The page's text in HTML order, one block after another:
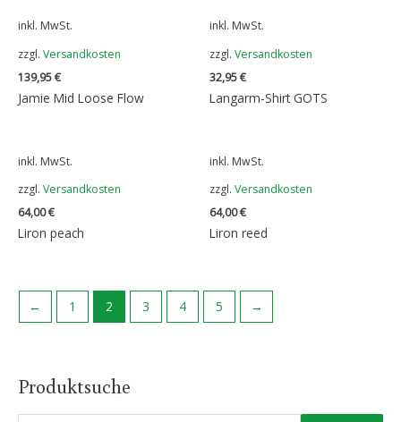
inkl. MwSt.
zzgl. Versandkosten
139,95€
Jamie Mid Loose Flow
inkl. MwSt.
zzgl. Versandkosten
32,95€
Langarm-Shirt GOTS
inkl. MwSt.
zzgl. Versandkosten
64,00€
Liron peach
inkl. MwSt.
zzgl. Versandkosten
64,00€
Liron reed
← 1 2 3 4 5 →
Produktsuche